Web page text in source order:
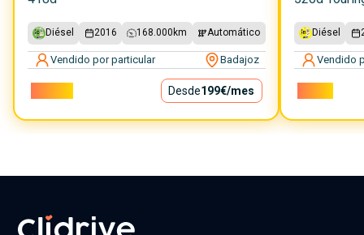
Diésel 2016 168.000 km Automático
Vendido por particular Badajoz
Desde199€/mes
Diésel
Vendido